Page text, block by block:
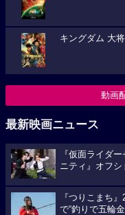
キングダム 大
動画
最新映画ニュース
『仮面ライダ
ニティ』オフ
『つりこまち
で“釣りで五輪